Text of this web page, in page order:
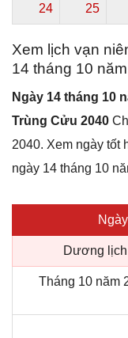
24 25
Xem lịch vạn
14 tháng 10
Ngày 14 tháng 10
Trùng Cửu 2040
2040. Xem ngày
ngày 14 tháng 10
Dương lịch
Tháng 10 năm